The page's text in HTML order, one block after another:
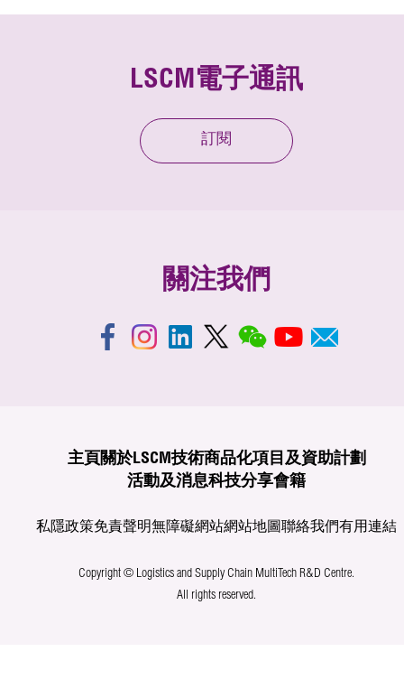
LSCM電子通訊
訂閱
關注我們
主頁 關於LSCM技術商品化項目及資助計劃
活動及消息科技分享會籍
私隱政策免責聲明無障礙網站網站地圖聯絡我們有用連結
Copyright © Logistics and Supply Chain MultiTech R&D Centre.
All rights reserved.